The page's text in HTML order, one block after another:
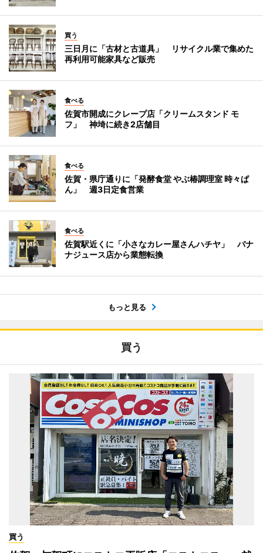
買う
三日月に「古材と古道具」 リサイクル業で集めた
再利用可能家具など販売
食べる
佐賀市開成にクレープ店「クリームスタンド モ
フ」 神埼に続き2店舗目
食べる
佐賀・県庁通りに「発酵食堂 やぶ椿調理室 時々ぱ
ん」 週3日定食営業
食べる
佐賀駅近くに「小さなカレー屋さんハチヤ」 バナ
ナジュース店から業態転換
もっと見る
買う
買う